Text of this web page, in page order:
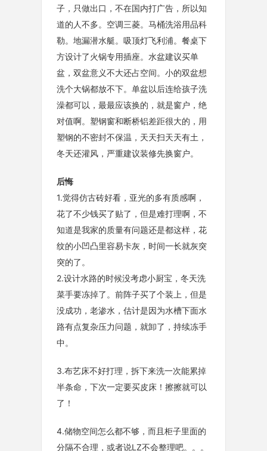
子，只做出口，不在国内打广告，所以知
道的人不多。空调三菱。马桶洗浴用品科
勒。地漏潜水艇。吸顶灯飞利浦。餐桌下
方设计了火锅专用插座。水盆建议买单
盆，双盆意义不大还占空间。小的双盆想
洗个大锅都放不下。单盆以后连给孩子洗
澡都可以，最最应该换的，就是窗户，绝
对值啊。塑钢窗和断桥铝差距很大的，用
塑钢的不密封不保温，天天扫天天有土，
冬天还灌风，严重建议装修先换窗户。
后悔
1.觉得仿古砖好看，亚光的多有质感啊，
花了不少钱买了贴了，但是难打理啊，不
知道是我家的质量有问题还是都这样，花
纹的小凹凸里容易卡灰，时间一长就灰突
突的了。
2.设计水路的时候没考虑小厨宝，冬天洗
菜手要冻掉了。前阵子买了个装上，但是
没成功，老渗水，估计是因为水槽下面水
路有点复杂压力问题，就卸了，持续冻手
中。
3.布艺床不好打理，拆下来洗一次能累掉
半条命，下次一定要买皮床！擦擦就可以
了！
4.储物空间怎么都不够，而且柜子里面的
分隔不合理，或者说LZ不会整理吧。。。